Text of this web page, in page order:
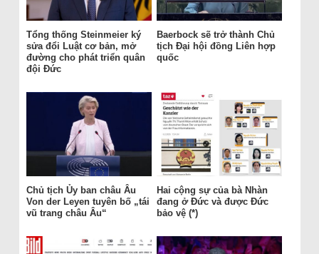
Tổng thống Steinmeier ký
sửa đổi Luật cơ bản, mở
đường cho phát triển quân
đội Đức
Baerbock sẽ trở thành Chủ
tịch Đại hội đồng Liên hợp
quốc
Chủ tịch Ủy ban châu Âu
Von der Leyen tuyên bố „tái
vũ trang châu Âu“
Hai cộng sự của bà Nhàn
đang ở Đức và được Đức
bảo vệ (*)